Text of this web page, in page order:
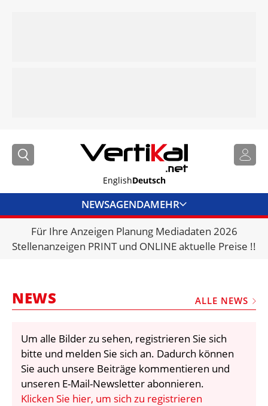
EnglishDeutsch
NEWSAGENDAMEHR
BRANCHENLINKS
VERMIETER
VIDEOS
BIBLIOTHEK
KRAN & BÜHNE
Für Ihre Anzeigen Planung Mediadaten 2026
Stellenanzeigen PRINT und ONLINE aktuelle Preise !!
NEWS ALLE NEWS
Um alle Bilder zu sehen, registrieren Sie sich
bitte und melden Sie sich an. Dadurch können
Sie auch unsere Beiträge kommentieren und
unseren E-Mail-Newsletter abonnieren.
Klicken Sie hier, um sich zu registrieren